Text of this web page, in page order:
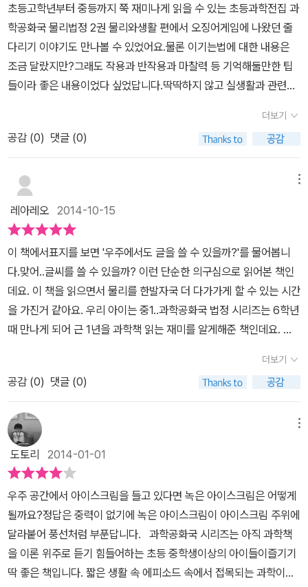
를 고소하게 된 전깜시 군 사건을 통해 SPF 지수에 대해 알게 되는
데, 그동안 SPF 지수가 자외선 차단 지수로 잘 못 알고 있었던 사실
을 알게 되었다. SPF는 Sun Protecing Factor의 약자로, 이 숫자
1은 자외선을 15분 동안 차단할 수 있다는 것을 말한다(본문 52p)고
한다. 조그만 레스토랑을 차린 알렉마그 씨는 자신의 연구 분야를 살
자마자 손님들도 붐비기 시작했는데, 어느 날 건물에 정전이 되면
서 손님들이 천장에서 떨어진 철조각들에 머리를 부딪쳐 다치는 사건
이 발생하여 고소를 당한다. 이 사건으로 자석의 종류와 자기력에 대
해 배우게 된다.절약 정신이 몸에 밴 고두쇠 씨는 취업 준비를 위해 전
사경 씨는 고두쇠 씨의 키와 같은 거울을 만들어주게 된다. 그러던 어
느 날, 고두쇠 씨는 키 절반 크기의 거울로도 전신을 볼 수 있다는 사
실을 알고 거울 가게 주인을 고소하게 되는데, 이 사건은 빛의 반사 성
질을 배우게 되는 재미있는 사건이었다. 이삿짐센터 직원들이 판자
위에 무리하게 많은 이삿짐을 올려 놓고 짐을 올리다가 짐들이 추락
하는 바람에 짐아껴 씨는 이삿짐센터를 고소하게 되는데, 사다리차가
무너져 짐이 파손되었다면 누구의 책임일까? 이 사건을 통해 어떤 면
위에 물체를 올려놓았을 때 그 며이 물체를 지탱하는 힘인 수직항력
과 무게의 대결에 관한 물리의 법칙을 이해하게 된다.영화 '스피드'에
급해 씨는 일 차선을 달리고 있는 버스 기사에게 자신의 차 옆으로 같
은 속도로 달리면서 버스 문 좀 열어주면 버스에 올라타겠다고 했지
만, 버스 기사는 차를 붙이면 위험하다고 외면했고, 나급해 씨는 결국
벽과 부딪쳐 다치게 된다. 나급해 씨는 버스 기사가 문을 열어 주지 않
았기 때문에 일어난 사고라고 고소를 하게 되는데, 이 사건에서는 두
대의 차가 같은 속도로 달리면 차는 마치 정지해 있는 듯 느끼게 되는
상대속도의 원리를 배울 수 있다. <<과학공화국 물리법정>> 두번째
이야기 물리와 생활에서는 재미있고 기발한 사건으로 과학의 원리를
이해하는데 도움이 준다. 아이들이 어려워하는 과학 이야기와 생소하
요? 요즘은 휴대폰이 없는 사람이 없죠.아이들도 거의 다 가지고 다
니니까요.그런데 휴대폰의 무분별한 사용이 많은 사고들을 야기하기
도 합니다.뭔가를 듣고 가다가 이어폰 때문에 주변 소리가 안 들리고
안 보고해서 다치기도 하구요.운전 중에 휴대폰을 사용해서 교통사고
에 있는 철로 만든 받침대에 강한 자석이 붙은 휴대폰을 올려놓은 장
치죠.차에서 내릴때는 휴대폰만 떼면 되는 것입니다.아이디어 상품으
로 인기가 많아집니다.한사업 씨도 해당 상품을 구매해서 사용합니
다.그런데 일을 하다가 문제가 생깁니다.마감 시한 전까지 돈을 넣어
야 부도가 안되는데, 그만 부도를 하게 됩니다.현금입출금기에서 돈
을 넣어야 하는데 카드가 읽히지 않습니다.다른 카드도 마찬가지구
요.가방에는 담배, 라이터, 휴대폰만 있었는데요.왜 카드가 망가진 것
일까요? 현금카드의 자기 테이프나 비디오테이프는 자기 기록 매체
입니다.그러니 휴대폰의 자석에 의해 생긴 자기장으로 인해서 자기
테이프 속의 자석들이 영향을 받습니다.모든 정보가 지워지는 것이지
요.결국 노핸드 제품 때문이었습니다. 자석......회사는 문을 닫고 자석
을 사용하지 않고 차안에서 휴대폰을 사용할 수 있는 제품이 나오게
조금 전문적으로 들어가도 충분히 읽을 수 있었던 것이라 생각해요.
그렇게 읽어가면서 자신도 모르는 새에 지식이 쌓여가는거죠.덩달아
엄마인 저도 공부가 되는 책입니다~ 자음과모음, 물리,생활,초등과
학
사건을 통해서는 물리이론들을 알아갈수 있습니다. 어떤 사건들이 일
어나고 그와 관련된 과학적원리는 무엇일까요. 대부분 집에 전신거
울 하나쯤은 가지고 있을 것입니다. 이 책에서는 반신 거울로도 온몸
이 보일지에 대한 의문을 가집니다. 우리들의 생각으로는 볼수 없다
라고 하지 않을까요. 그렇기에 우리의 전신을 살펴보기 위해 전신거
울을 놓고 있는 것은 아닐런지요. 절약정신이 몸에 밴 고두쇠 씨. 자신
의 외모를 살피기 위해 전신거울을 맞추려는데 거울 가게 주인이 자
것입니다. 결국 고두쇠 씨는 거울 가게 주인을 물리법정에 고소를 하
게 됩니다. 어떻게 된 일일까요. 자신의 키와 같은 거울이 아닌 반신거
울로 전신을 살펴볼수 있는 것일까요. 이 이야기를 통해서는 빛의 반
사에 대한 원리를 설명합니다. 우리들은 익숙한 것에 대해 의문을 가
지지는 않습니다. 모든 것들을 당연히 받아들이는 경우가 많습니다.
'왜?'라는 의문을 가지지 못하기에 발전이 없는지도 모르겠습니다. 터
널이 아치형으로 된 것에 대해 의문을 가져본적이 없습니다. 하지만
이 책에서는 터널구멍이 네모여도 괜찮을지에 관한 이야기를 합니다.
게 되면 터널이 산의 무게를 지탱해야하기 때문에 돌을 아치형으로
쌓아 돌의 압축력으로 산의 무게를 지탱하는 것입니다. 이렇게 우리
들이 당연하다고 생각하는 것에 대한 의문을 가지며 이야기들은 시작
됩니다. 각 이야기들과 관련된 과학적 원리들을 보면서 아이들이 교
과와 연계하여 볼 수도 있는 것입니다. 우리 주변에서 흔히 볼수 있는
일들이지만 한번쯤 '왜'라는 의문을 가지고 바라본다면 재미있고 흥미
롭게 과학적 원리에 대해 알아갈수 있을 것입니다.
초등고학년부터 중등까지 쭉 재미나게 읽을 수 있는 초등과학전집 과
학공화국 물리법정 2권 물리와생활 편에서 오징어게임에 나왔던 줄
다리기 이야기도 만나볼 수 있었어요.물론 이기는법에 대한 내용은
조금 달랐지만?그래도 작용과 반작용과 마찰력 등 기억해둘만한 팁
들이라 좋은 내용이었다 싶었답니다.딱딱하지 않고 실생활과 관련된
책이라 정말 좋아요.아이도 그래서 열심히 읽고 또 읽더라고요.​이건
어른들은 실제 생활하면서 경험했던 일이기도 한데~아이들은 미처
모르고 있던 내용일 수 있지요.휴대폰 속 자석 때문에 현금카드가 고
장날 수 있다라는것.​​그렇다면 이유는 왜 그런 것인지?과학 원리를 설
도 알아두면 좋을만한 내용이구나 싶어진답니다.​잔인하긴 했지만 엄
청난 인기를 끌었던 넷플릭스 오징어게임전세계가 열광한 이야기라
그런지 아이네 반 아이들도 정말 많이 보았다고 하더라고요.거기서
다양한 우리나라 전통 게임들이 등장을 하였는데, 줄다리기 이기는법
에 대한 이야기도 나왔거든요.​줄다리기가 그냥 힘만 세다고 이길 수
있는 게임이 아니라는 것.어떻게 해야 이길 수 있는가.영화 속에서도
좋은 아이디어때문에 운 좋게 이길 수 있었는데?이 책에도 줄다리기
이기는법이 나옵니다.작용, 반작용, 마찰력 등의 원리를 배워볼 수 있
는 시간이었고요.​​중학생 아이의 과학시간까지 즐겁게 해주는 재미난
과학 지식들을 배워보는 시간이라 아이도 저도 즐거운 독서시간이 되
고 있답니다.​과학을 어려워하고 재미없어 하는 아이들이 있다면?꼭
이야기책만 고집하기보다 재미나게 이 책을 읽어보면서 과학에 대한
흥미를 놓이는 것을 추천하고 싶어요.​​​​​[출판사로부터 도서 협찬을 받
아 직접 활용 후 작성한 서평입니다.]태그
더보기
공감 (0) 댓글 (0)
레아레오 2014-10-15
이 책에서표지를 보면 '우주에서도 글을 쓸 수 있을까?'를 물어봅니
다.맞어..글씨를 쓸 수 있을까? 이런 단순한 의구심으로 읽어본 책인
데요. 이 책을 읽으면서 물리를 한발자국 더 다가가게 할 수 있는 시간
을 가진거 같아요. 우리 아이는 중1..과학공화국 법정 시리즈는 6학년
때 만나게 되어 근 1년을 과학책 읽는 재미를 알게해준 책인데요. 그
보면,, 과학공화국 책이 정말 반갑고, 고마운 책이랍니다. 그래서 주변
에 추천도 많이 해주는 책이기도 하고요. 딸래미.. 시험보면(우리 아
이가 다니는 학교는 시험을 본다는..ㅠ.ㅠ)과학성적은 이제껀 잘나온
거 보면 아이가 좋아하는것을 알 수 있지요.좋아하는 것을 따라 잡을
순 없는거 같아요..ㅋㅋ 과학공화국 물리법정 표지에요.지구인이 우
주에서 둥둥 떠다니는 모습이..왠지 물리를 설명해 주는 듯한..~~그
런 기분이 드네요. 특히나 이 책에서는 사건속으로란 내용이 있는데
요.우리 아이가 정말 계란 후라이를 좋아하거든요.근데..사건속으로
를 읽어보니눈물의 계란 후라이라고 해서뭘까?궁금해서 안 읽어볼
수가 없었다고나 할까요?ㅋ 또 아이가 다른프로그램은 안봐도런닝
맨은 보는데얼마전에 런닝맨에서롤러코스터도 타고, 농구 경기 슛하
는것도 나왔는데요기에도 과학이 숨어 있다고 하니 저도 참 신기하고
더보기
공감 (0) 댓글 (0)
도토리 2014-01-01
우주 공간에서 아이스크림을 들고 있다면 녹은 아이스크림은 어떻게
될까요?정답은 중력이 없기에 녹은 아이스크림이 아이스크림 주위에
달라붙어 풍선처럼 부푼답니다. 과학공화국 시리즈는 아직 과학책
을 이론 위주로 듣기 힘들어하는 초등 중학생이상의 아이들이즐기기
딱 좋은 책입니다. 짧은 생활 속 에피소드 속에서 접목되는 과학이론